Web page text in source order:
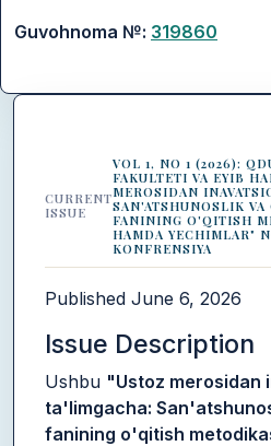
Guvohnoma №: 319860
CURRENT
ISSUE
VOL 1, NO 1 (2026):
FAKULTETI VA EYIB
MEROSIDAN
SAN'ATSHUNOSLIK
FANINING O'QITISH
HAMDA YECHIMLAR"
KONFRENSIYA
Published June 6, 2026
Issue Description
Ushbu "Ustoz merosidan
ta'limgacha:
fanining o'qitish